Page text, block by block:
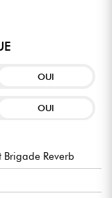
OUI
OUI
Brigade Reverb